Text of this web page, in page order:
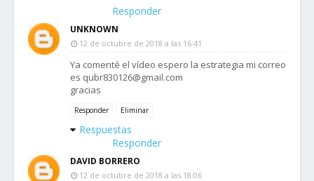
Responder
UNKNOWN
12 de octubre de 2018 a las 16:41
Ya comenté el vídeo espero la estrategia mi correo
es qubr830126@gmail.com
gracias
Responder Eliminar
Respuestas
Responder
DAVID BORRERO
12 de octubre de 2018 a las 18:06